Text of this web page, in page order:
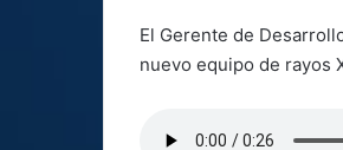
El Gerente de
nuevo equipo de rayos